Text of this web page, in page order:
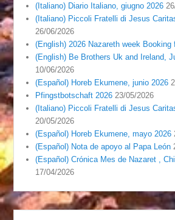
(Italiano) Diario Italiano, giugno 2026
(Italiano) Piccoli Fratelli di Jesus
26/06/2026
(English) 2026 Nazareth week Booking
(English) Be Brothers Uk and Ireland,
10/06/2026
(Español) Horeb Ekumene, junio 2026
Pfingstbotschaft 2026 23/05/2026
(Italiano) Piccoli Fratelli di Jesus
20/05/2026
(Español) Horeb Ekumene, mayo 2026
(Español) Nota de apoyo al Papa León
(Español) Crónica Mes de Nazaret ,
17/04/2026